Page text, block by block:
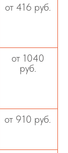
от 416 руб.
от 1040
руб.
от 910 руб.